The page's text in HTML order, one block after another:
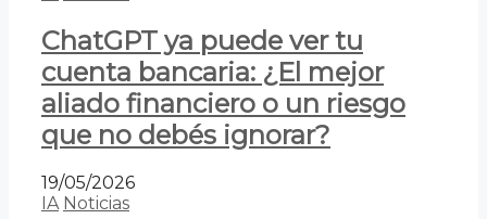
ChatGPT ya puede ver tu
cuenta bancaria: ¿El mejor
aliado financiero o un riesgo
que no debés ignorar?
19/05/2026
IA Noticias